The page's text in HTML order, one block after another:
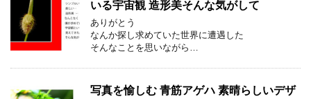
いる宇宙観 造形美そんな気がして
ありがとう
なんか探し求めていた世界に遭遇した
そんなことを思いながら…
写真を愉しむ 青筋アゲハ 素晴らしいデザ